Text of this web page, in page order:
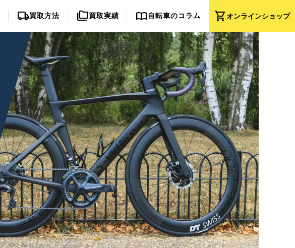
shopping_cartオンラインショップ
local_shipping買取方法 folder_copy買取実績 import_contacts自転車のコラム